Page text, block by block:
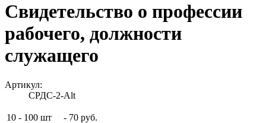
Свидетельство о профессии
рабочего, должности
служащего
Артикул:
СРДС-2-Alt
10 - 100 шт - 70 руб.